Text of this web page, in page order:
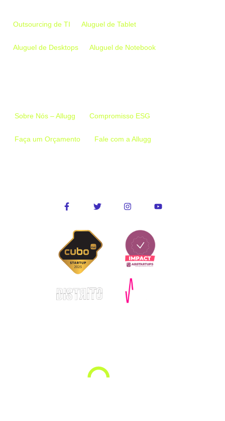
Outsourcing de TI Aluguel de Tablet
Aluguel de Desktops Aluguel de Notebook
Sobre Nós – Allugg Compromisso ESG
Faça um Orçamento Fale com a Allugg